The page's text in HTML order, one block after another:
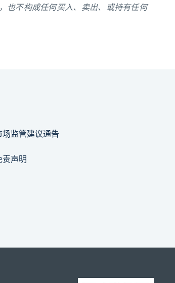
也不构成任何买入、卖出、或持有任何
场监管建议通告
责声明